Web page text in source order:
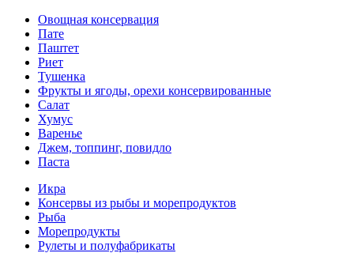
Овощная консервация
Пате
Паштет
Риет
Тушенка
Фрукты и ягоды, орехи консервированные
Салат
Хумус
Варенье
Джем, топпинг, повидло
Паста
Икра
Консервы из рыбы и морепродуктов
Рыба
Морепродукты
Рулеты и полуфабрикаты